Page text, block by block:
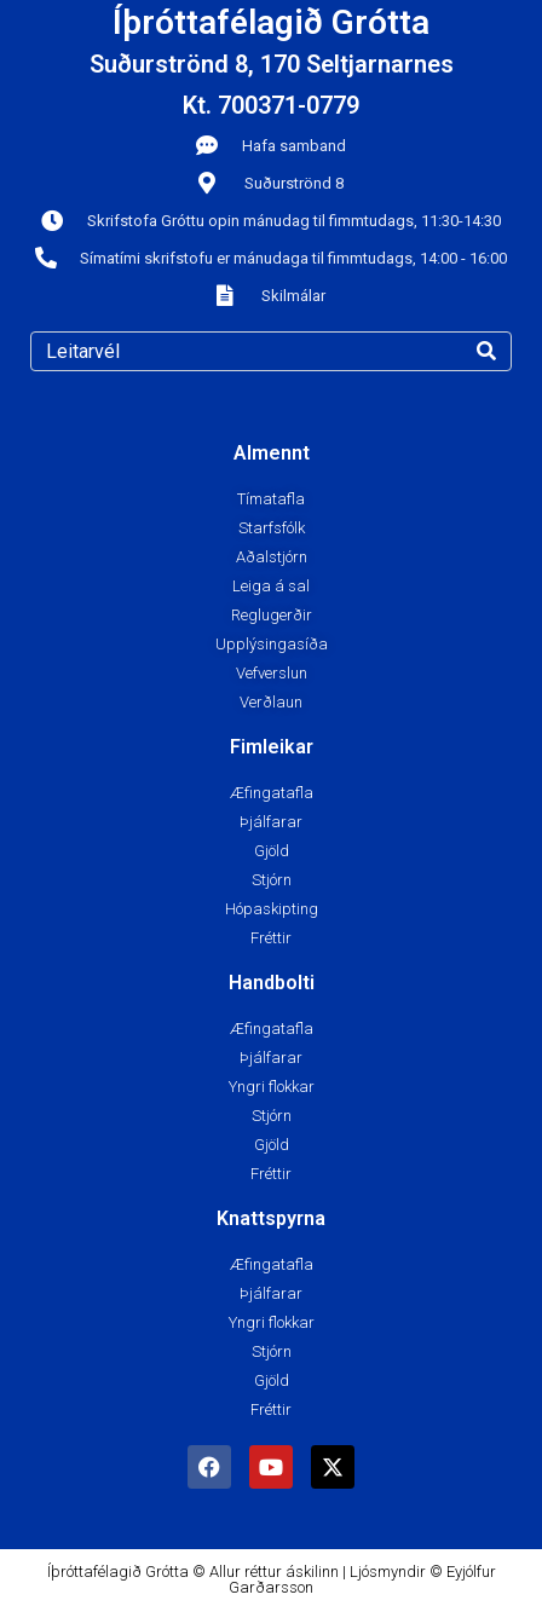
Íþróttafélagið Grótta
Suðurströnd 8, 170 Seltjarnarnes
Kt. 700371-0779
Hafa samband
Suðurströnd 8
Skrifstofa Gróttu opin mánudag til fimmtudags, 11:30-14:30
Símatími skrifstofu er mánudaga til fimmtudags, 14:00 - 16:00
Skilmálar
Almennt
Tímatafla
Starfsfólk
Aðalstjórn
Leiga á sal
Reglugerðir
Upplýsingasíða
Vefverslun
Verðlaun
Fimleikar
Æfingatafla
Þjálfarar
Gjöld
Stjórn
Hópaskipting
Fréttir
Handbolti
Æfingatafla
Þjálfarar
Yngri flokkar
Stjórn
Gjöld
Fréttir
Knattspyrna
Æfingatafla
Þjálfarar
Yngri flokkar
Stjórn
Gjöld
Fréttir
Íþróttafélagið Grótta © Allur réttur áskilinn | Ljósmyndir © Eyjólfur
Garðarsson